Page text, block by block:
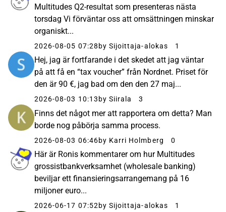
Multitudes Q2-resultat som presenteras nästa
torsdag Vi förväntar oss att omsättningen minskar
organiskt...
2026-08-05 07:28by Sijoittaja-alokas 1
Hej, jag är fortfarande i det skedet att jag väntar
på att få en “tax voucher” från Nordnet. Priset för
den är 90 €, jag bad om den den 27 maj...
2026-08-03 10:13 by Siirala 3
Finns det något mer att rapportera om detta? Man
borde nog påbörja samma process.
2026-08-03 06:46by Karri Holmberg 0
Här är Ronis kommentarer om hur Multitudes
grossistbankverksamhet (wholesale banking)
beviljar ett finansieringsarrangemang på 16
miljoner euro...
2026-06-17 07:52by Sijoittaja-alokas 1